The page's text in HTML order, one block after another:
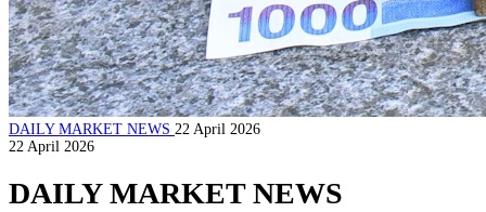
DAILY MARKET NEWS 22 April 2026
22 April 2026
DAILY MARKET NEWS